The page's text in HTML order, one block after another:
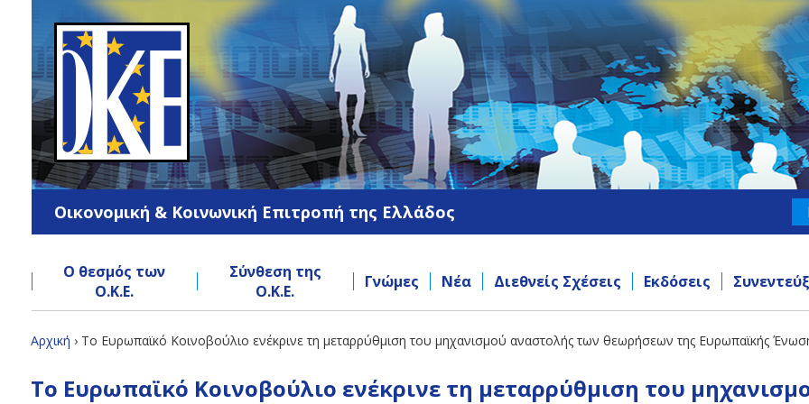
navigation
Οικονομική & Κοινωνική Επιτροπή της Ελλάδος
Ο θεσμός των
Ο.Κ.Ε.
Σύνθεση της
Ο.Κ.Ε.
Γνώμες Νέα Διεθνείς Σχέσεις Εκδόσεις
Αρχική › To Ευρωπαϊκό Κοινοβούλιο ενέκρινε τη μεταρρύθμιση του μηχανισμού αναστολής των θεωρήσεων της Ευρωπαϊκής
to
To Ευρωπαϊκό Κοινοβούλιο ενέκρινε τη μεταρρύθμιση του
to